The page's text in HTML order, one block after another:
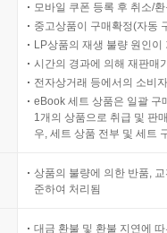
모바일 쿠폰 등록 후 취소/
중고상품이 구매확정(자동
LP상품의 재생 불량 원인
시간의 경과에 의해 재판매
전자상거래 등에서의 소비
eBook 세트 상품은 일괄 구
1개의 상품으로 취급 및 판
우, 세트 상품 전부 및 세트
상품의 불량에 의한 반품,
준하여 처리됨
대금 환불 및 환불 지연에